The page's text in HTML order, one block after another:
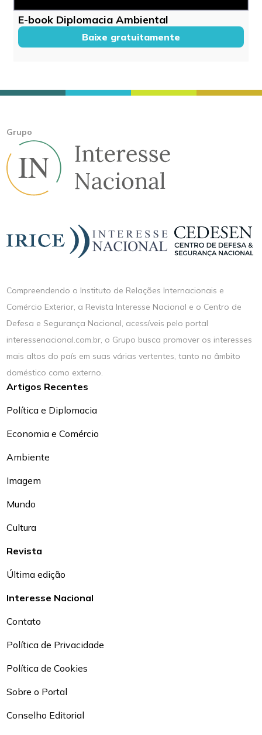
E-book Diplomacia Ambiental
Baixe gratuitamente
Grupo
Compreendendo o Instituto de Relações Internacionais e
Comércio Exterior, a Revista Interesse Nacional e o Centro de
Defesa e Segurança Nacional, acessíveis pelo portal
interessenacional.com.br, o Grupo busca promover os interesses
mais altos do país em suas várias vertentes, tanto no âmbito
doméstico como externo.
Artigos Recentes
Política e Diplomacia
Economia e Comércio
Ambiente
Imagem
Mundo
Cultura
Revista
Última edição
Interesse Nacional
Contato
Política de Privacidade
Política de Cookies
Sobre o Portal
Conselho Editorial